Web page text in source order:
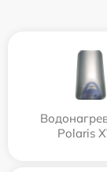
Polaris